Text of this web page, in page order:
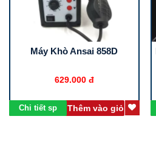
Máy Khò Ansai 858D
629.000 đ
Chi tiết sp Thêm vào giỏ